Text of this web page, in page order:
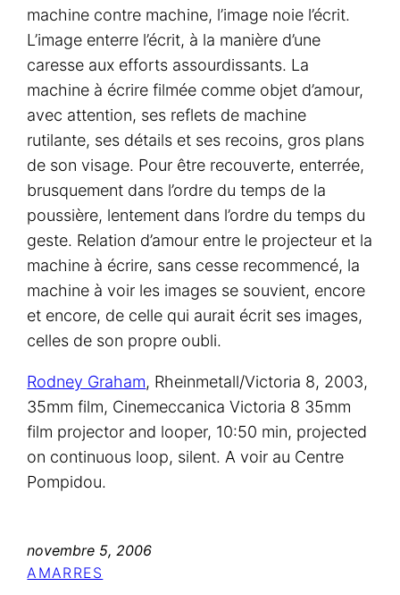
machine contre machine, l’image noie l’écrit.
L’image enterre l’écrit, à la manière d’une
caresse aux efforts assourdissants. La
machine à écrire filmée comme objet d’amour,
avec attention, ses reflets de machine
rutilante, ses détails et ses recoins, gros plans
de son visage. Pour être recouverte, enterrée,
brusquement dans l’ordre du temps de la
poussière, lentement dans l’ordre du temps du
geste. Relation d’amour entre le projecteur et la
machine à écrire, sans cesse recommencé, la
machine à voir les images se souvient, encore
et encore, de celle qui aurait écrit ses images,
celles de son propre oubli.
Rodney Graham, Rheinmetall/Victoria 8, 2003,
35mm film, Cinemeccanica Victoria 8 35mm
film projector and looper, 10:50 min, projected
on continuous loop, silent. A voir au Centre
Pompidou.
novembre 5, 2006
AMARRES